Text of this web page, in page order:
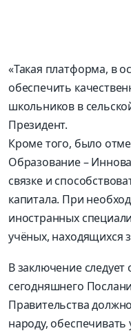
«Такая платформа, в
обеспечить
школьников в
Президент.
Кроме того, было
Образование –
связке и
капитала. При
иностранных
учёных, находящихся
В заключение
сегодняшнего
Правительства
народу,